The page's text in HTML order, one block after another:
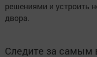
решениями и устроить
двора.
Следите за